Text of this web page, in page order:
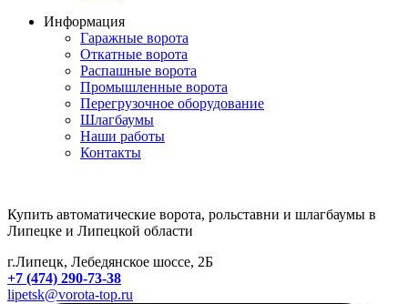
Информация
Гаражные ворота
Откатные ворота
Распашные ворота
Промышленные ворота
Перегрузочное оборудование
Шлагбаумы
Наши работы
Контакты
Купить автоматические ворота, рольставни и шлагбаумы в
Липецке и Липецкой области
г.Липецк, Лебедянское шоссе, 2Б
+7 (474) 290-73-38
lipetsk@vorota-top.ru